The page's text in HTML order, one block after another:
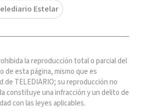
Estelar
la reproducción total o parcial del
de esta página, mismo que es
de TELEDIARIO; su reproducción no
constituye una infracción y un delito de
con las leyes aplicables.